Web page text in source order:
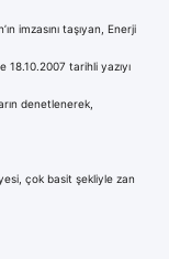
imzasını taşıyan, Enerji
18.10.2007 tarihli yazıyı
denetlenerek,
çok basit şekliyle zan